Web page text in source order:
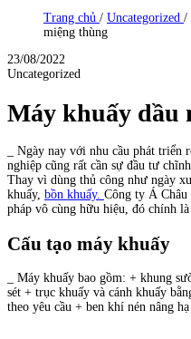
Trang chủ / Uncategorized /
miệng thùng
23/08/2022
Uncategorized
Máy khuấy dầu
_ Ngày nay với nhu cầu phát
nghiệp cũng rất cần sự đầu tư
Thay vì dùng thủ công như ngày
khuấy, bồn khuấy. Công ty Á Châu
pháp vô cùng hữu hiệu, đó chính là
Cấu tạo máy khuấy
_ Máy khuấy bao gồm: + khung
sét + trục khuấy và cánh khuấy
theo yêu cầu + ben khí nén nâng